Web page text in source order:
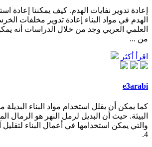
إعادة تدوير نفايات الهدم. كيف يمكننا إعادة
الهدم في مواد البناء إعادة تدوير مخلفات
من ...
اقرأ أكثر
e3arabi
كما يمكن أن يقلل استخدام مواد البناء البديلة
والتي يمكن استخدامها في أعمال البناء لتقليل
4.